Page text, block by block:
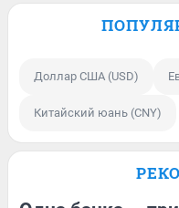
Доллар США (USD)
Китайский юань (CNY)